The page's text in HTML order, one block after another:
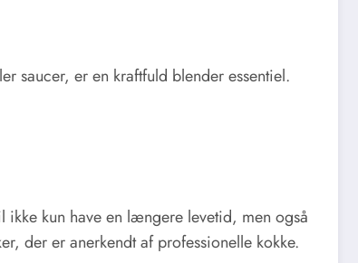
saucer, er en kraftfuld blender essentiel.
kun have en længere levetid, men også
der er anerkendt af professionelle kokke.